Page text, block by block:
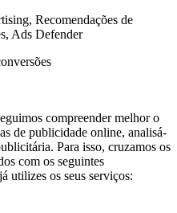
Recomendações de
Ads Defender
compreender melhor o
de publicidade online, analisá-
Para isso, cruzamos os
com os seguintes
utilizes os seus serviços: